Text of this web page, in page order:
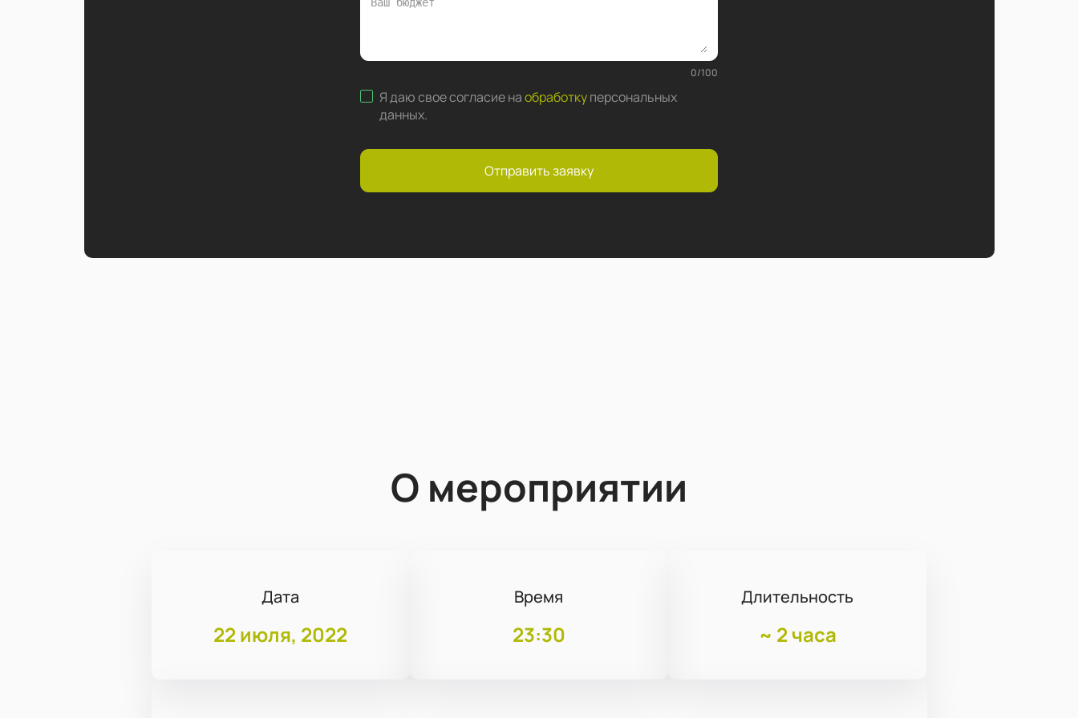
0/100
Я даю свое согласие наобработкуперсональных
данных.
Отправить заявку
О мероприятии
Дата
22 июля, 2022
Время
23:30
Длительность
~ 2 часа